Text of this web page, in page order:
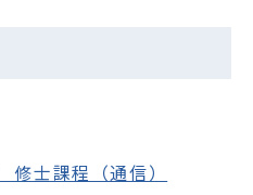
士課程（通信）